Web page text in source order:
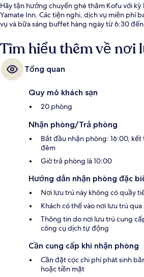
Hãy tận hưởng chuyến ghé thăm Kofu với kỳ
Yamate Inn. Các tiện nghi, dịch vụ miễn phí
vụ và bữa sáng buffet hàng ngày từ 6:30
Tìm hiểu thêm về nơi
Tổng quan
Quy mô khách sạn
20 phòng
Nhận phòng/Trả phòng
Bắt đầu nhận phòng: 16:00,
đêm
Giờ trả phòng là 10:00
Hướng dẫn nhận phòng đặc
Nơi lưu trú này không có quầy
Khách có thể vào nơi lưu trú
Thông tin do nơi lưu trú cung
công cụ dịch tự động
Cần cung cấp khi nhận phòng
Cần đặt cọc chi phí phát sinh
hoặc tiền mặt